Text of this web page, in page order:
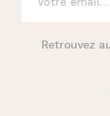
Retrouvez